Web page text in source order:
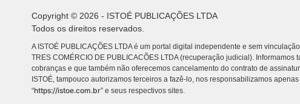
Copyright © 2026 - ISTOÉ PUBLICAÇÕES LTDA
Todos os direitos reservados.
A ISTOÉ PUBLICAÇÕES LTDA é um portal digital independente e sem
TRES COMÉRCIO DE PUBLICACÕES LTDA (recuperação judicial). Informamos
cobranças e que também não oferecemos cancelamento do contrato de
ISTOÉ, tampouco autorizamos terceiros a fazê-lo, nos responsabilizamos
“https://istoe.com.br” e seus respectivos sites.